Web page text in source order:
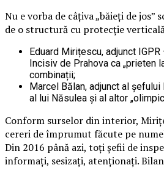
Nu e vorba de câțiva „băieți de jos”
de o structură cu protecție
Eduard Mirițescu, adjunct
Incisiv de Prahova ca „prieten
combinații;
Marcel Bălan, adjunct al
al lui Năsulea și al altor
Conform surselor din interior,
cereri de împrumut făcute pe
Din 2016 până azi, toți șefii de
informați, sesizați, atenționați.